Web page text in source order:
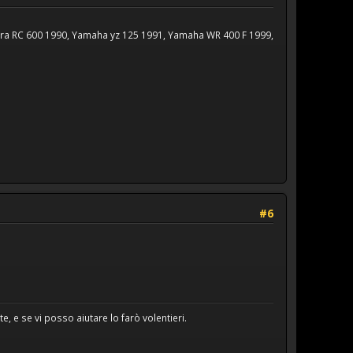
600 1990, Yamaha yz 125 1991, Yamaha WR 400 F 1999,
#6
e se vi posso aiutare lo farò volentieri.